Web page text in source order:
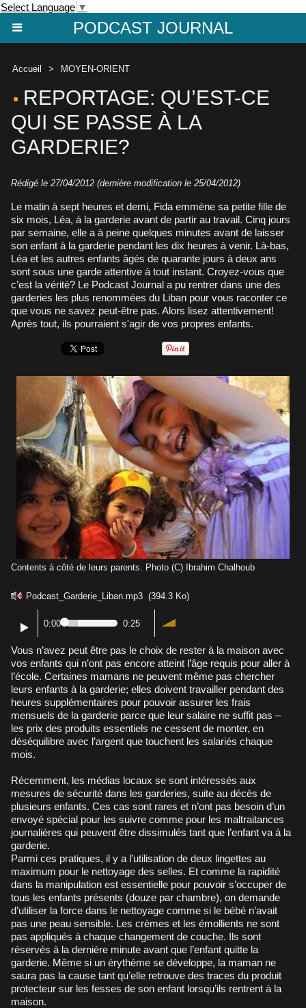
Select Language ▼
PODCAST JOURNAL
Accueil > MOYEN-ORIENT
REPORTAGE: QU’EST-CE
QUI SE PASSE À LA
GARDERIE?
Rédigé le 27/04/2012 (dernière modification le 25/04/2012)
Le matin à sept heures et demi, Fida emmène sa petite fille de
six mois, Léa, à la garderie avant de partir au travail. Cinq jours
par semaine, elle a à peine quelques minutes avant de laisser
son enfant à la garderie pendant les dix heures à venir. Là-bas,
Léa et les autres enfants âgés de quarante jours à deux ans
sont sous une garde attentive à tout instant. Croyez-vous que
c’est la vérité? Le Podcast Journal a pu rentrer dans une des
garderies les plus renommées du Liban pour vous raconter ce
que vous ne savez peut-être pas. Alors lisez attentivement!
Après tout, ils pourraient s'agir de vos propres enfants.
Contents à côté de leurs parents. Photo (C) Ibrahim Chalhoub
Podcast_Garderie_Liban.mp3 (394.3 Ko)
0:00 0:25
Vous n’avez peut être pas le choix de rester à la maison avec
vos enfants qui n’ont pas encore atteint l’âge requis pour aller à
l’école. Certaines mamans ne peuvent même pas chercher
leurs enfants à la garderie; elles doivent travailler pendant des
heures supplémentaires pour pouvoir assurer les frais
mensuels de la garderie parce que leur salaire ne suffit pas –
les prix des produits essentiels ne cessent de monter, en
déséquilibre avec l’argent que touchent les salariés chaque
mois.
Récemment, les médias locaux se sont intéressés aux
mesures de sécurité dans les garderies, suite au décès de
plusieurs enfants. Ces cas sont rares et n’ont pas besoin d’un
envoyé spécial pour les suivre comme pour les maltraitances
journalières qui peuvent être dissimulés tant que l’enfant va à la
garderie.
Parmi ces pratiques, il y a l’utilisation de deux lingettes au
maximum pour le nettoyage des selles. Et comme la rapidité
dans la manipulation est essentielle pour pouvoir s’occuper de
tous les enfants présents (douze par chambre), on demande
d’utiliser la force dans le nettoyage comme si le bébé n’avait
pas une peau sensible. Les crèmes et les émollients ne sont
pas appliqués à chaque changement de couche. Ils sont
réservés à la dernière minute avant que l’enfant quitte la
garderie. Même si un érythème se développe, la maman ne
saura pas la cause tant qu’elle retrouve des traces du produit
protecteur sur les fesses de son enfant lorsqu’ils rentrent à la
maison.